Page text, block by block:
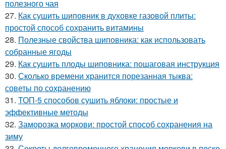
полезного чая
27. Как сушить шиповник в духовке газовой плиты:
простой способ сохранить витамины
28. Полезные свойства шиповника: как использовать
собранные ягоды
29. Как сушить плоды шиповника: пошаговая инструкция
30. Сколько времени хранится порезанная тыква:
советы по сохранению
31. ТОП-5 способов сушить яблоки: простые и
эффективные методы
32. Заморозка моркови: простой способ сохранения на
зиму